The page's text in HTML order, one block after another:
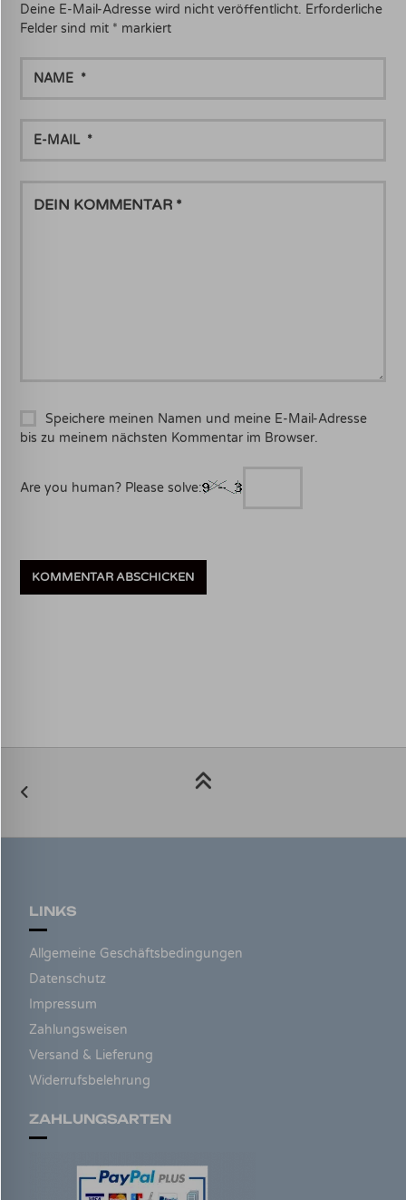
Deine E-Mail-Adresse wird nicht veröffentlicht. Erforderliche
Felder sind mit * markiert
MAIL
KOMMENTAR
Speichere meinen Namen und meine E-Mail-Adresse
bis zu meinem nächsten Kommentar im Browser.
Are you human? Please solve:
LINKS
Allgemeine Geschäftsbedingungen
Datenschutz
Impressum
Zahlungsweisen
Versand & Lieferung
Widerrufsbelehrung
ZAHLUNGSARTEN